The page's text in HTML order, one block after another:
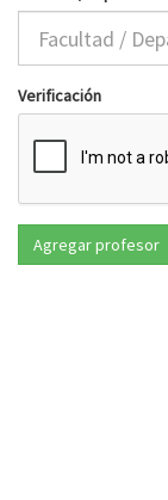
Verificación